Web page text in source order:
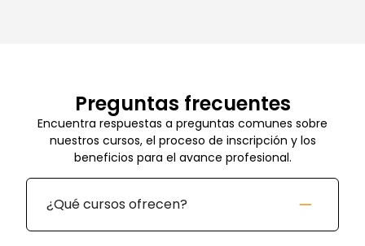
Preguntas frecuentes
Encuentra respuestas a preguntas comunes sobre
nuestros cursos, el proceso de inscripción y los
beneficios para el avance profesional.
¿Qué cursos ofrecen?